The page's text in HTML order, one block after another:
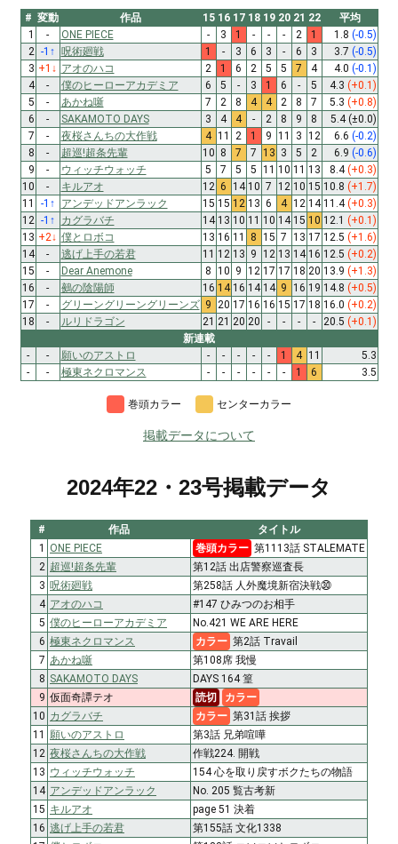
# 変動 作品 15 16 17 18 19 20 21 22
平均
1
- ONE PIECE - 3 1 - - - 2 1 1.8 (-0.5)
2 -1 ↑ 呪術廻戦 1 - 3 6 3 - 6 3 3.7 (-0.5)
3 +1 ↓ アオのハコ 2 1 6 2 5 5 7 4 4.0 (-0.1)
4
- 僕のヒーローアカデミア 6 5 - 3 1 6 - 5 4.3 (+0.1)
5
- あかね噺 7 2 8 4 4 2 8 7 5.3 (+0.8)
6
- SAKAMOTO DAYS 3 4 4 - 2 8 9 8 5.4 (±0.0)
7
- 夜桜さんちの大作戦 4 11 2 1 9 11 3 12 6.6 (-0.2)
8
- 超巡!超条先輩 10 8 7 7 13 3 5 2 6.9 (-0.6)
9
- ウィッチウォッチ 5 7 5 5 11 10 11 13 8.4(+0.3)
10
- キルアオ 12 6 14 10 7 12 10 15 10.8 (+1.7)
11
-1 ↑ アンデッドアンラック 15 15 12 13 6 4 12 14 11.4(+0.3)
12 -1 ↑ カグラバチ 14 13 10 11 10 14 15 10 12.1 (+0.1)
13 +2↓ 僕とロボコ 13 16 11 8 15 7 13 17 12.5 (+1.6)
14
- 逃げ上手の若君 11 12 13 9 12 13 14 16 12.5 (+0.2)
15
- Dear Anemone 8 10 9 12 17 17 18 20 13.9 (+1.3)
16
- 鵺の陰陽師 16 14 16 14 14 9 16 19 14.8 (+0.5)
17
- グリーングリーングリーンズ 9 20 17 16 16 15 17 18 16.0 (+0.2)
18
- ルリドラゴン 21 21 20 20 - - - - 20.5 (+0.1)
新連載
-
- 願いのアストロ - - - - - 1 4 11
5.3
-
- 極東ネクロマンス - - - - - - 1 6 3.5
巻頭カラー センターカラー
掲載データについて
2024年22・23号掲載データ
# 作品
タイトル
1
ONE PIECE 巻頭カラー 第1113話 STALEMATE
2 超巡!超条先輩
第12話 出店警察巡査長
3 呪術廻戦
第258話 人外魔境新宿決戦㉚
4 アオのハコ
#147 ひみつのお相手
5 僕のヒーローアカデミア
No.421 WE ARE HERE
6 極東ネクロマンス カラー 第2話 Travail
7 あかね噺
第108席 我慢
8 SAKAMOTO DAYS
DAYS 164 篁
9 仮面奇譚テオ 読切
カラー
10 カグラバチ カラー 第31話 挨拶
11
願いのアストロ
第3話 兄弟喧嘩
12 夜桜さんちの大作戦
作戦224. 開戦
13 ウィッチウォッチ
154 心を取り戻すボクたちの物語
14 アンデッドアンラック
No. 205 覧古考新
15 キルアオ
page 51 決着
16 逃げ上手の若君
第155話 文化1338